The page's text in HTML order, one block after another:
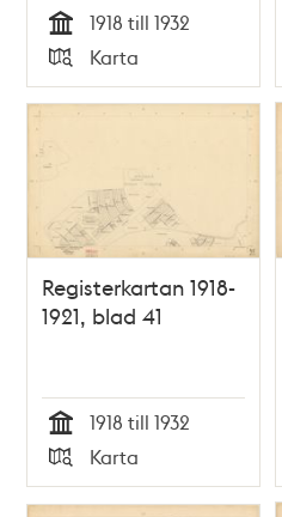
Tid
1918 till 1932
Typ
Karta
Registerkartan 1918-
1921, blad 41
Tid
1918 till 1932
Typ
Karta